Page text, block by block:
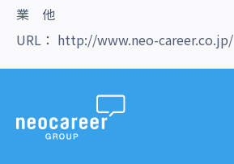
業 他
URL： http://www.neo-career.co.jp/